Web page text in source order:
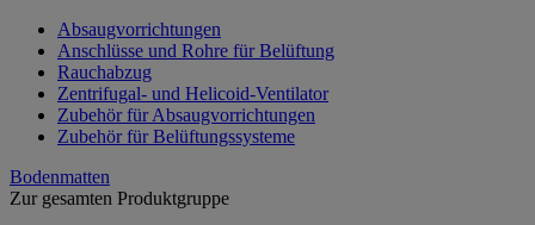
Absaugvorrichtungen
Anschlüsse und Rohre für Belüftung
Rauchabzug
Zentrifugal- und Helicoid-Ventilator
Zubehör für Absaugvorrichtungen
Zubehör für Belüftungssysteme
Bodenmatten
Zur gesamten Produktgruppe